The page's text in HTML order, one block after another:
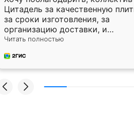
Цитадель за качественную
за сроки изготовления, за
организацию доставки, и
отдельная огромная
Оганесу, за два дня 70 кв, четко,
профессионально, молодцы
Читать полностью